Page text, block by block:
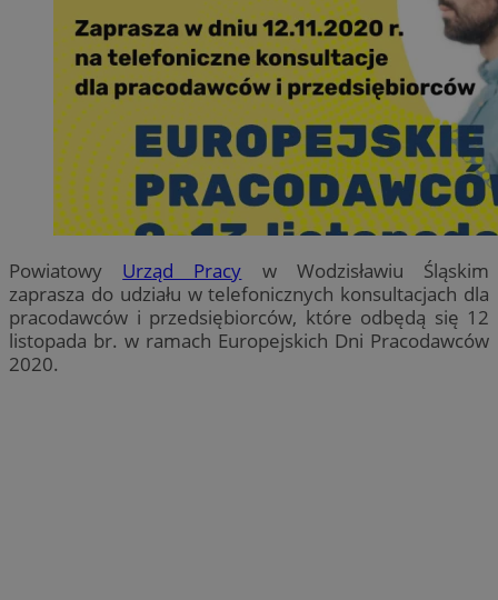
Powiatowy Urząd Pracy w Wodzisławiu Śląskim
zaprasza do udziału w telefonicznych konsultacjach dla
pracodawców i przedsiębiorców, które odbędą się 12
listopada br. w ramach Europejskich Dni Pracodawców
2020.